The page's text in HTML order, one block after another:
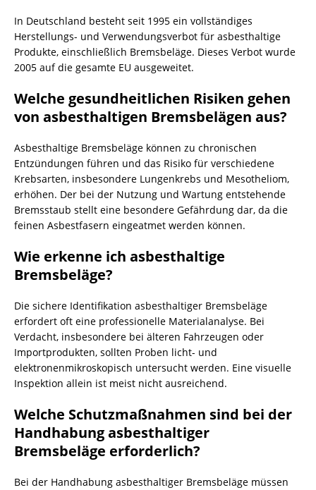
In Deutschland besteht seit 1995 ein vollständiges
Herstellungs- und Verwendungsverbot für asbesthaltige
Produkte, einschließlich Bremsbeläge. Dieses Verbot wurde
2005 auf die gesamte EU ausgeweitet.
Welche gesundheitlichen Risiken gehen
von asbesthaltigen Bremsbelägen aus?
Asbesthaltige Bremsbeläge können zu chronischen
Entzündungen führen und das Risiko für verschiedene
Krebsarten, insbesondere Lungenkrebs und Mesotheliom,
erhöhen. Der bei der Nutzung und Wartung entstehende
Bremsstaub stellt eine besondere Gefährdung dar, da die
feinen Asbestfasern eingeatmet werden können.
Wie erkenne ich asbesthaltige
Bremsbeläge?
Die sichere Identifikation asbesthaltiger Bremsbeläge
erfordert oft eine professionelle Materialanalyse. Bei
Verdacht, insbesondere bei älteren Fahrzeugen oder
Importprodukten, sollten Proben licht- und
elektronenmikroskopisch untersucht werden. Eine visuelle
Inspektion allein ist meist nicht ausreichend.
Welche Schutzmaßnahmen sind bei der
Handhabung asbesthaltiger
Bremsbeläge erforderlich?
Bei der Handhabung asbesthaltiger Bremsbeläge müssen